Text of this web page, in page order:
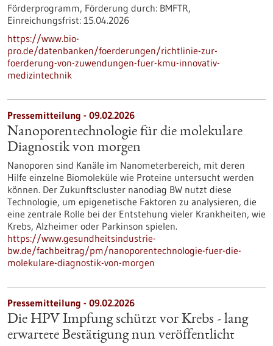
Förderprogramm, Förderung durch: BMFTR,
Einreichungsfrist: 15.04.2026
https://www.bio-
pro.de/datenbanken/foerderungen/richtlinie-zur-
foerderung-von-zuwendungen-fuer-kmu-innovativ-
medizintechnik
Pressemitteilung - 09.02.2026
Nanoporentechnologie für die molekulare
Diagnostik von morgen
Nanoporen sind Kanäle im Nanometerbereich, mit deren
Hilfe einzelne Biomoleküle wie Proteine untersucht werden
können. Der Zukunftscluster nanodiag BW nutzt diese
Technologie, um epigenetische Faktoren zu analysieren, die
eine zentrale Rolle bei der Entstehung vieler Krankheiten, wie
Krebs, Alzheimer oder Parkinson spielen.
https://www.gesundheitsindustrie-
bw.de/fachbeitrag/pm/nanoporentechnologie-fuer-die-
molekulare-diagnostik-von-morgen
Pressemitteilung - 09.02.2026
Die HPV Impfung schützt vor Krebs - lang
erwartete Bestätigung nun veröffentlicht